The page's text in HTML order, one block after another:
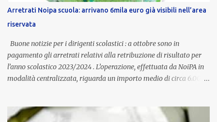
stipendio nazionale grazie alle prerogative garantite
dall’autonomia locale. Non è un bonus temporaneo né un
compenso accessorio, ma una voce strutturale di retribuzione,
aggiornata periodicamente in base al cost...
Arretrati Noipa scuola: arrivano 6mila euro già visibili nell’area
riservata
Buone notizie per i dirigenti scolastici : a ottobre sono in
pagamento gli arretrati relativi alla retribuzione di risultato per
l’anno scolastico 2023/2024 . L’operazione, effettuata da NoiPA in
modalità centralizzata, riguarda un importo medio di circa 6.000
ordinaria di ottobre . Cos’è la retribuzione di risultato La